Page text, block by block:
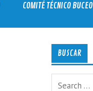
COMITÉ TÉCNICO BUCEO
BUSCAR